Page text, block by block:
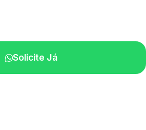
Solicite Já